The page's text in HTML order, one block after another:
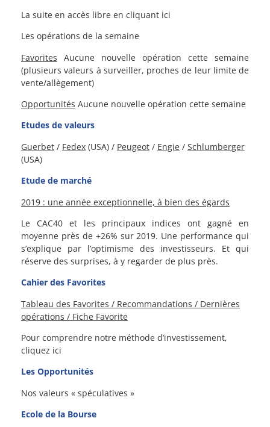
La suite en accès libre en cliquant ici
Les opérations de la semaine
Favorites Aucune nouvelle opération cette semaine
(plusieurs valeurs à surveiller, proches de leur limite de
vente/allègement)
Opportunités Aucune nouvelle opération cette semaine
Etudes de valeurs
Guerbet / Fedex (USA) / Peugeot / Engie / Schlumberger
(USA)
Etude de marché
2019 : une année exceptionnelle, à bien des égards
Le CAC40 et les principaux indices ont gagné en
moyenne près de +26% sur 2019. Une performance qui
s’explique par l’optimisme des investisseurs. Et qui
réserve des surprises, à y regarder de plus près.
Cahier des Favorites
Tableau des Favorites / Recommandations / Dernières
opérations / Fiche Favorite
Pour comprendre notre méthode d’investissement,
cliquez ici
Les Opportunités
Nos valeurs « spéculatives »
Ecole de la Bourse